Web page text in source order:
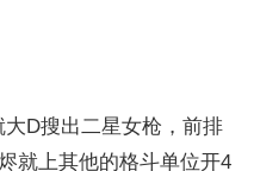
D搜出二星女枪，前排
就上其他的格斗单位开4